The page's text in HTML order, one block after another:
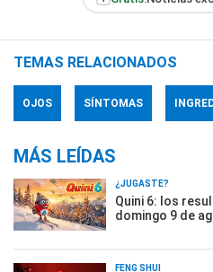
TEMAS RELACIONADOS
OJOS SÍNTOMAS
MÁS LEÍDAS
¿JUGASTE?
Quini 6: los
domingo 9 de
FENG SHUI